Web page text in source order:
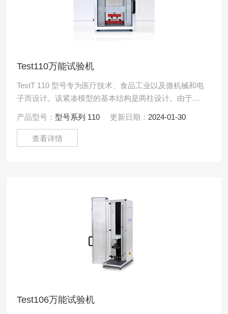
Test110万能试验机
TestT 110 型号专为医疗技术、食品工业以及微机械和电
子而设计。该紧凑模型的基本结构是两柱设计。由于尺
产品型号：型号系列 110 更新日期： 2024-01-30
查看详情
Test106万能试验机